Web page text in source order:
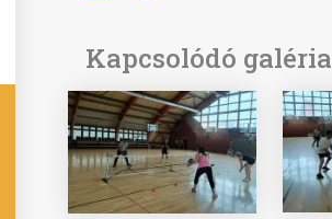
Kapcsolódó galéria